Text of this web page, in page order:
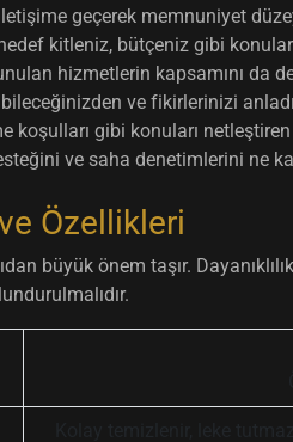
geçerek memnuniyet
hedef kitleniz, bütçeniz gibi
hizmetlerin kapsamını da
ve fikirlerinizi
koşulları gibi konuları
ve saha denetimlerini ne
Özellikleri
büyük önem taşır.